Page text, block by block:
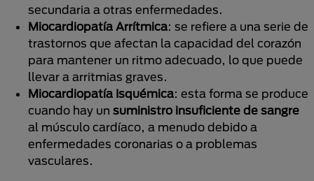
secundaria a otras enfermedades.
Miocardiopatía Arrítmica: se refiere a una serie de
trastornos que afectan la capacidad del corazón
para mantener un ritmo adecuado, lo que puede
llevar a arritmias graves.
Miocardiopatía Isquémica: esta forma se produce
cuando hay un suministro insuficiente de sangre
al músculo cardíaco, a menudo debido a
enfermedades coronarias o a problemas
vasculares.